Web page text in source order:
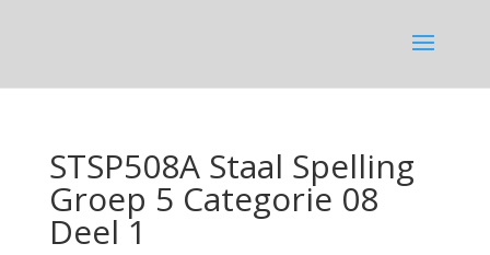
STSP508A Staal Spelling
Groep 5 Categorie 08
Deel 1